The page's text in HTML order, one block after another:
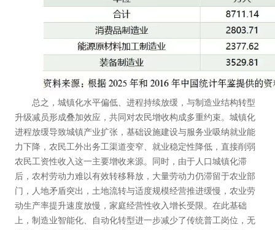
总之，城镇化水平偏低、进程持续放缓，与制造业结构转型
升级减员形成叠加效应，共同对农民增收构成多重约束。城镇化
进程放缓导致城镇产业扩张，基础设施建设与服务业吸纳就业能
力下降，农民工外出务工渠道变窄、就业稳定性降低，直接削弱
农民工资性收入这一主要增收来源。同时，由于人口城镇化滞
后，农村劳动力难以有效转移释放，大量劳动力仍滞留于农业部
门，人地矛盾突出，土地流转与适度规模经营推进缓慢，农业劳
动生产率提升速度放慢，家庭经营性收入增长受限。在此基础
上，制造业智能化、自动化转型进一步减少了传统普工岗位，无